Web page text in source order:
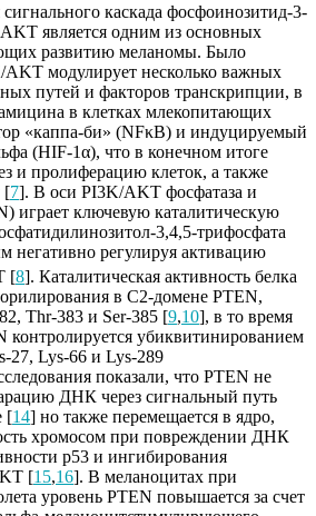
каскада фосфоинозитид-3-
является одним из основных
развитию меланомы. Было
AKT модулирует несколько важных
путей и факторов транскрипции, в
в клетках млекопитающих
«каппа-би» (NFκB) и индуцируемый
(HIF-1α), что в конечном итоге
и пролиферацию клеток, а также
[7]. В оси PI3K/AKT фосфатаза и
играет ключевую каталитическую
3,4,5-трифосфата
негативно регулируя активацию
[8]. Каталитическая активность белка
в C2-домене PTEN,
Thr-383 и Ser-385 [9,10], в то время
контролируется убиквитинированием
27, Lys-66 и Lys-289
показали, что PTEN не
ДНК через сигнальный путь
[14] но также перемещается в ядро,
хромосом при повреждении ДНК
p53 и ингибирования
[15,16]. В меланоцитах при
уровень PTEN повышается за счет